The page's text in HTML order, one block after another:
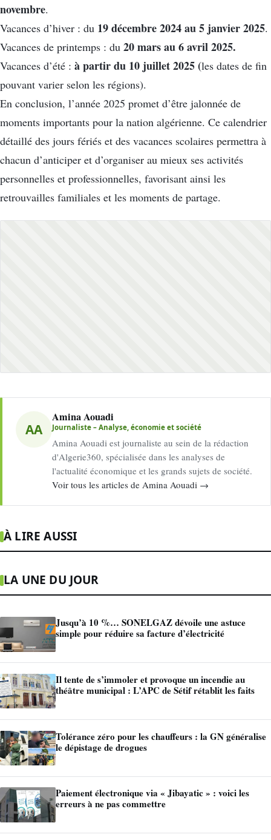
novembre.
Vacances d’hiver : du 19 décembre 2024 au 5 janvier 2025.
Vacances de printemps : du 20 mars au 6 avril 2025.
Vacances d’été : à partir du 10 juillet 2025 (les dates de fin
pouvant varier selon les régions).
En conclusion, l’année 2025 promet d’être jalonnée de
moments importants pour la nation algérienne. Ce calendrier
détaillé des jours fériés et des vacances scolaires permettra à
chacun d’anticiper et d’organiser au mieux ses activités
personnelles et professionnelles, favorisant ainsi les
retrouvailles familiales et les moments de partage.
AA
Amina Aouadi
Journaliste – Analyse, économie et société
Amina Aouadi est journaliste au sein de la rédaction
d'Algerie360, spécialisée dans les analyses de
l'actualité économique et les grands sujets de société.
Voir tous les articles de Amina Aouadi →
À LIRE AUSSI
LA UNE DU JOUR
Jusqu’à 10 %… SONELGAZ dévoile une astuce
simple pour réduire sa facture d’électricité
Il tente de s’immoler et provoque un incendie au
théâtre municipal : L’APC de Sétif rétablit les faits
Tolérance zéro pour les chauffeurs : la GN généralise
le dépistage de drogues
Paiement électronique via « Jibayatic » : voici les
erreurs à ne pas commettre